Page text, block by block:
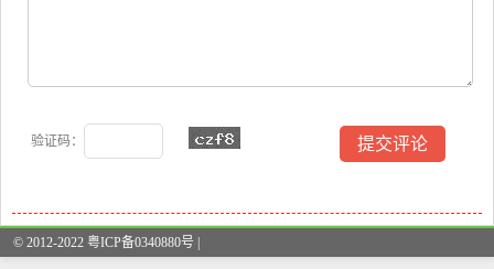
验证码：
© 2012-2022 粤ICP备0340880号 |